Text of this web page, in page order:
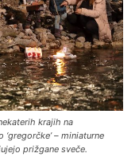
krajih na
– miniaturne
prižgane sveče.